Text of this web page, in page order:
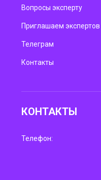
Вопросы эксперту
Приглашаем экспертов
Телеграм
Контакты
КОНТАКТЫ
Телефон: